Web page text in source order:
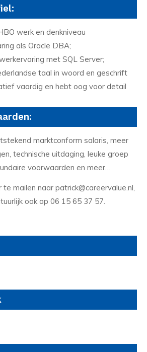
werk en denkniveau
als Oracle DBA;
met SQL Server;
taal in woord en geschrift
vaardig en hebt oog voor detail
marktconform salaris, meer
technische uitdaging, leuke groep
voorwaarden en meer…
mailen naar patrick@careervalue.nl,
ook op 06 15 65 37 57.